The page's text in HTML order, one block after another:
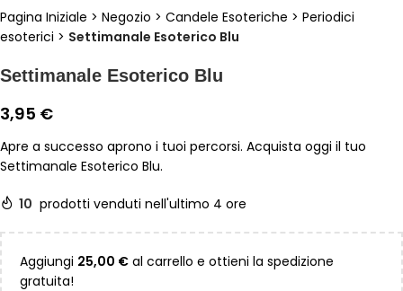
Pagina Iniziale > Negozio > Candele Esoteriche > Periodici
esoterici > Settimanale Esoterico Blu
Settimanale Esoterico Blu
3,95 €
Apre a successo aprono i tuoi percorsi. Acquista oggi il tuo
Settimanale Esoterico Blu.
10 prodotti venduti nell'ultimo 4 ore
Aggiungi 25,00 € al carrello e ottieni la spedizione
gratuita!